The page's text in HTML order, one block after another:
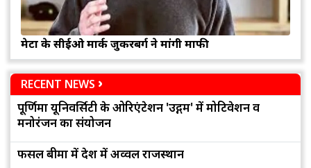
मेटा के सीईओ मार्क जुकरबर्ग ने मांगी माफी
RECENT NEWS
पूर्णिमा यूनिवर्सिटी के ओरिएंटेशन 'उद्गम' में मोटिवेशन व
मनोरंजन का संयोजन
फसल बीमा में देश में अव्वल राजस्थान